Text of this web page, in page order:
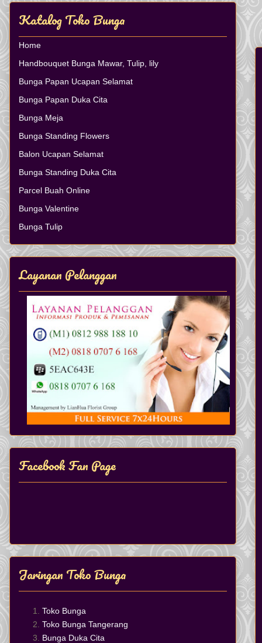
Katalog Toko Bunga
Home
Handbouquet Bunga Mawar, Tulip, lily
Bunga Papan Ucapan Selamat
Bunga Papan Duka Cita
Bunga Meja
Bunga Standing Flowers
Balon Ucapan Selamat
Bunga Standing Duka Cita
Parcel Buah Online
Bunga Valentine
Bunga Tulip
Layanan Pelanggan
Facebook Fan Page
Jaringan Toko Bunga
Toko Bunga
Toko Bunga Tangerang
Bunga Duka Cita